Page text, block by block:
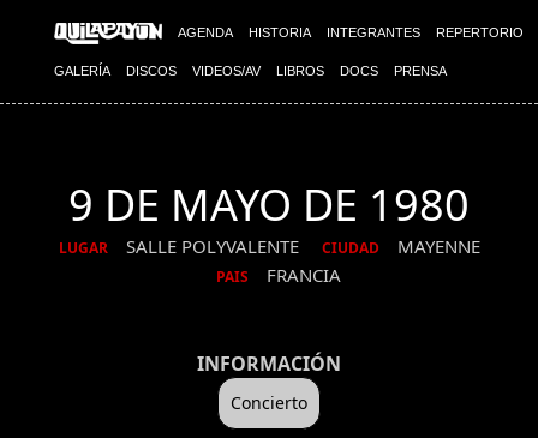
AGENDA HISTORIA INTEGRANTES REPERTORIO
GALERÍA DISCOS VIDEOS/AV LIBROS DOCS PRENSA
9 DE MAYO DE 1980
LUGAR SALLE POLYVALENTE CIUDAD MAYENNE
PAIS FRANCIA
INFORMACIÓN
Concierto